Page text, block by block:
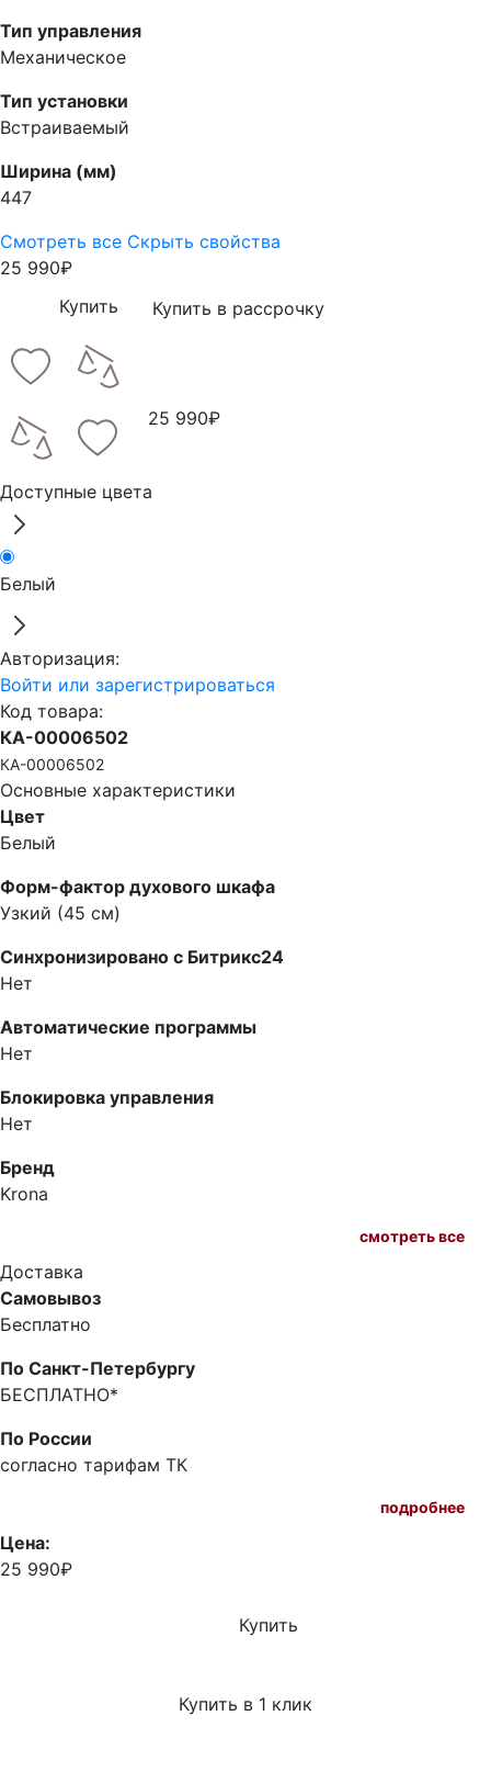
Тип управления
Механическое
Тип установки
Встраиваемый
Ширина (мм)
447
Смотреть все Скрыть свойства
25 990₽
Купить
Купить в рассрочку
25 990₽
Доступные цвета
Белый
Авторизация:
Войти или зарегистрироваться
Код товара:
КА-00006502
КА-00006502
Основные характеристики
Цвет
Белый
Форм-фактор духового шкафа
Узкий (45 см)
Синхронизировано с Битрикс24
Нет
Автоматические программы
Нет
Блокировка управления
Нет
Бренд
Krona
смотреть все
Доставка
Самовывоз
Бесплатно
По Санкт-Петербургу
БЕСПЛАТНО*
По России
согласно тарифам ТК
подробнее
Цена:
25 990₽
Купить
Купить в 1 клик